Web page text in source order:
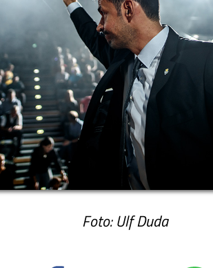
Foto: Ulf Duda